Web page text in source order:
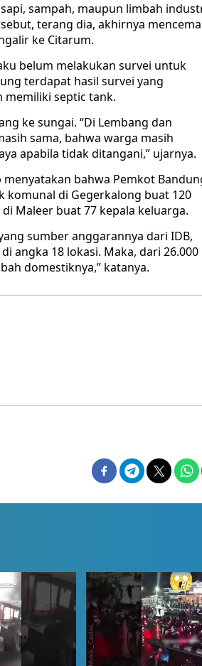
sampah, maupun limbah
terang dia, akhirnya
ke Citarum.
belum melakukan survei untuk
terdapat hasil survei yang
memiliki septic tank.
ke sungai. “Di Lembang dan
sama, bahwa warga masih
apabila tidak ditangani,” ujarnya.
bahwa Pemkot
di Gegerkalong buat 120
Maleer buat 77 kepala keluarga.
sumber anggarannya dari IDB,
angka 18 lokasi. Maka, dari 26.000
domestiknya,” katanya.